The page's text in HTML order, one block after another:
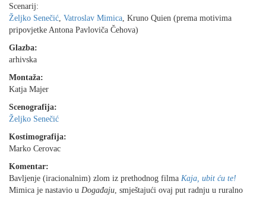
Scenarij:
Željko Senečić, Vatroslav Mimica, Kruno Quien (prema motivima
pripovjetke Antona Pavloviča Čehova)
Glazba:
arhivska
Montaža:
Katja Majer
Scenografija:
Željko Senečić
Kostimografija:
Marko Cerovac
Komentar:
Bavljenje (iracionalnim) zlom iz prethodnog filma Kaja, ubit ću te!
Mimica je nastavio u Događaju, smještajući ovaj put radnju u ruralno